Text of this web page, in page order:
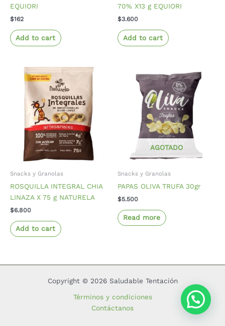
EQUIORI
$162
Add to cart
70% X13 g EQUIORI
$3.600
Add to cart
Snacks y Granolas
ROSQUILLA INTEGRAL CHIA
LINAZA X 75 g NATURELA
$6.800
Add to cart
AGOTADO
Snacks y Granolas
PAPAS OLIVA TRUFA 30gr
$5.500
Read more
Copyright © 2026 Saludable Tentación
Términos y condiciones
Contáctanos